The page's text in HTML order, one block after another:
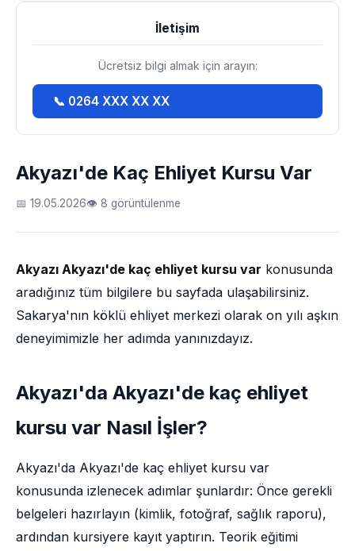
Akyazı'de Kaç Ehliyet Kursu Var
📅 19.05.2026👁 8 görüntülenme
Akyazı Akyazı'de kaç ehliyet kursu var konusunda
aradığınız tüm bilgilere bu sayfada ulaşabilirsiniz.
Sakarya'nın köklü ehliyet merkezi olarak on yılı aşkın
deneyimimizle her adımda yanınızdayız.
Akyazı'da Akyazı'de kaç ehliyet
kursu var Nasıl İşler?
Akyazı'da Akyazı'de kaç ehliyet kursu var
konusunda izlenecek adımlar şunlardır: Önce gerekli
belgeleri hazırlayın (kimlik, fotoğraf, sağlık raporu),
ardından kursiyere kayıt yaptırın. Teorik eğitimi
İletişim
Ücretsiz bilgi almak için arayın:
📞 0264 XXX XX XX